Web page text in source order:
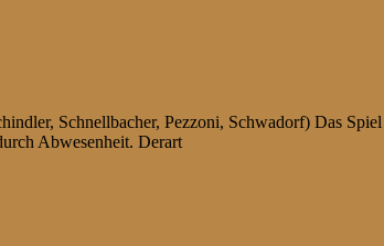
Schnellbacher, Pezzoni, Schwadorf) Das
Abwesenheit. Derart